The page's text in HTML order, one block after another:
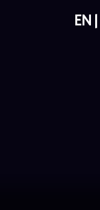
EN